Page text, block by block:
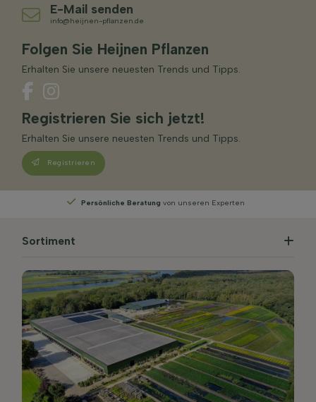
E-Mail senden
info@heijnen-pflanzen.de
Folgen Sie Heijnen Pflanzen
Erhalten Sie unsere neuesten Trends und Tipps.
Registrieren Sie sich jetzt!
Erhalten Sie unsere neuesten Trends und Tipps.
Registrieren
Persönliche Beratung von unseren Experten
Sortiment